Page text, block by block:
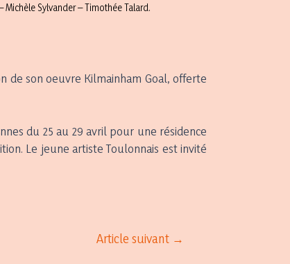
Michèle Sylvander – Timothée Talard.
de son oeuvre Kilmainham Goal, offerte
du 25 au 29 avril pour une résidence
Le jeune artiste Toulonnais est invité
Article suivant →